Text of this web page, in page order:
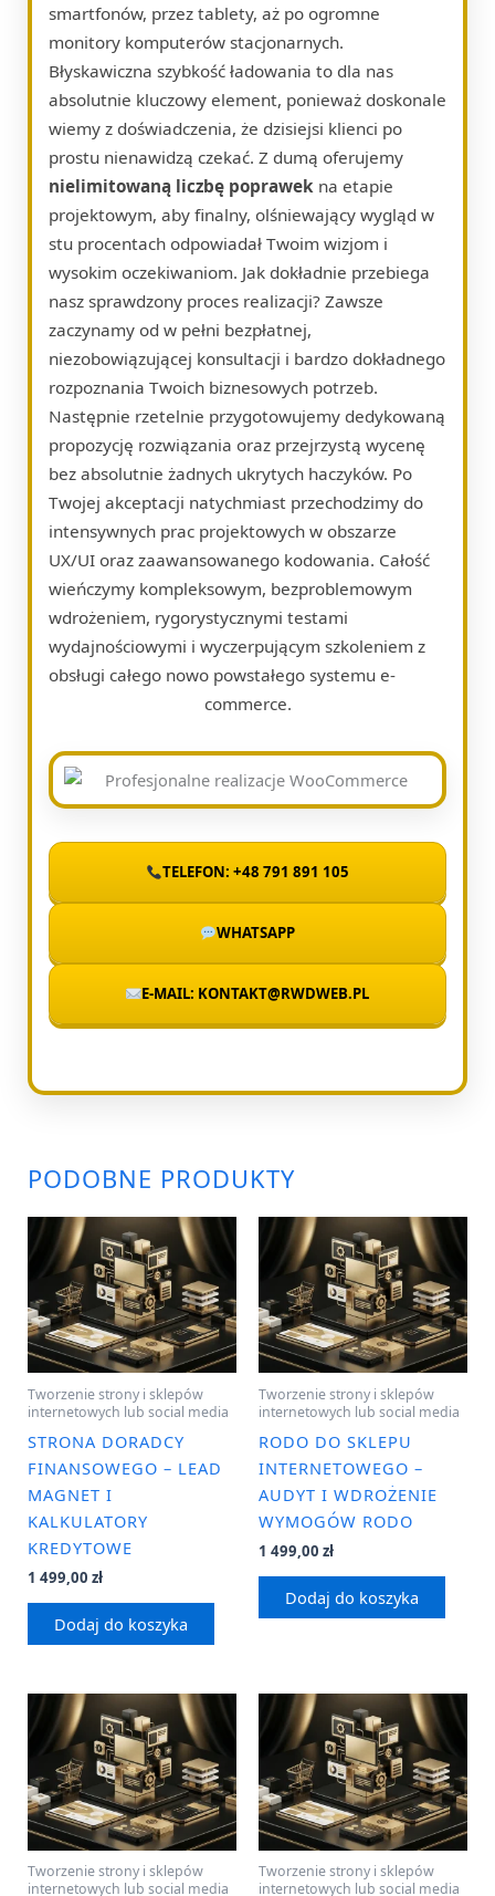
smartfonów, przez tablety, aż po ogromne
monitory komputerów stacjonarnych.
Błyskawiczna szybkość ładowania to dla nas
absolutnie kluczowy element, ponieważ doskonale
wiemy z doświadczenia, że dzisiejsi klienci po
prostu nienawidzą czekać. Z dumą oferujemy
nielimitowaną liczbę poprawek na etapie
projektowym, aby finalny, olśniewający wygląd w
stu procentach odpowiadał Twoim wizjom i
wysokim oczekiwaniom. Jak dokładnie przebiega
nasz sprawdzony proces realizacji? Zawsze
zaczynamy od w pełni bezpłatnej,
niezobowiązującej konsultacji i bardzo dokładnego
rozpoznania Twoich biznesowych potrzeb.
Następnie rzetelnie przygotowujemy dedykowaną
propozycję rozwiązania oraz przejrzystą wycenę
bez absolutnie żadnych ukrytych haczyków. Po
Twojej akceptacji natychmiast przechodzimy do
intensywnych prac projektowych w obszarze
UX/UI oraz zaawansowanego kodowania. Całość
wieńczymy kompleksowym, bezproblemowym
wdrożeniem, rygorystycznymi testami
wydajnościowymi i wyczerpującym szkoleniem z
obsługi całego nowo powstałego systemu e-
commerce.
TELEFON: +48 791 891 105
WHATSAPP
E-MAIL: KONTAKT@RWDWEB.PL
PODOBNE PRODUKTY
Tworzenie strony i sklepów
internetowych lub social media
STRONA DORADCY
FINANSOWEGO – LEAD
MAGNET I
KALKULATORY
KREDYTOWE
1 499,00 zł
Dodaj do koszyka
Tworzenie strony i sklepów
internetowych lub social media
RODO DO SKLEPU
INTERNETOWEGO –
AUDYT I WDROŻENIE
WYMOGÓW RODO
1 499,00 zł
Dodaj do koszyka
Tworzenie strony i sklepów
internetowych lub social media
Tworzenie strony i sklepów
internetowych lub social media